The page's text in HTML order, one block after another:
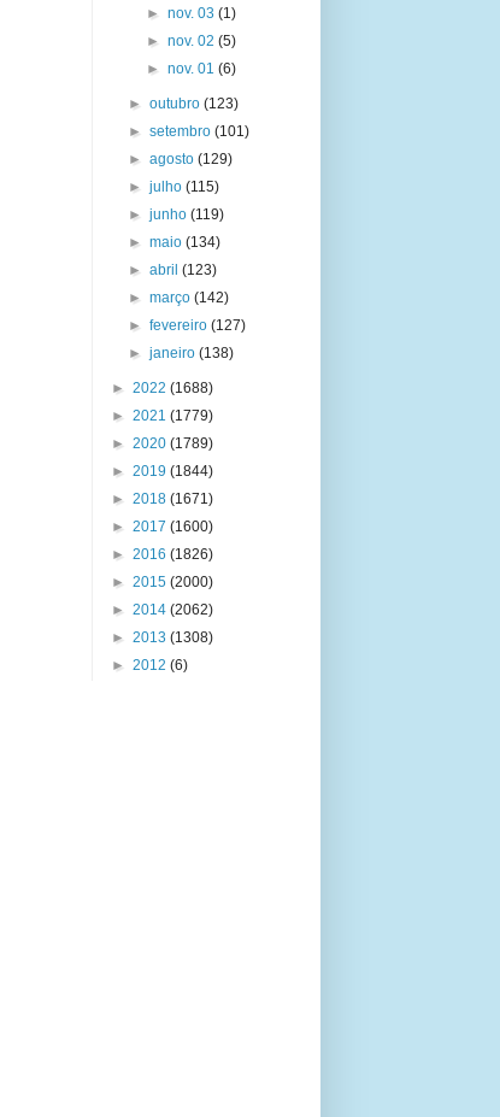
► nov. 03 (1)
► nov. 02 (5)
► nov. 01 (6)
►outubro(123)
►setembro(101)
►agosto(129)
►julho(115)
►junho(119)
►maio(134)
►abril(123)
►março(142)
►fevereiro(127)
►janeiro(138)
► 2022 (1688)
► 2021 (1779)
► 2020 (1789)
► 2019 (1844)
► 2018 (1671)
► 2017 (1600)
► 2016 (1826)
► 2015 (2000)
► 2014 (2062)
► 2013 (1308)
► 2012 (6)